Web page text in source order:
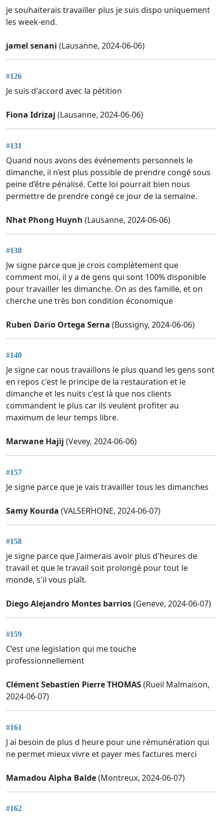
je souhaiterais travailler plus je suis dispo uniquement
les week-end.
jamel senani (Lausanne, 2024-06-06)
#126
Je suis d'accord avec la pétition
Fiona Idrizaj (Lausanne, 2024-06-06)
#131
Quand nous avons des événements personnels le
dimanche, il n’est plus possible de prendre congé sous
peine d’être pénalisé. Cette loi pourrait bien nous
permettre de prendre congé ce jour de la semaine.
Nhat Phong Huynh (Lausanne, 2024-06-06)
#138
Jw signe parce que je crois complètement que
comment moi, il y a de gens qui sont 100% disponible
pour travailler les dimanche. On as des famille, et on
cherche une très bon condition économique
Ruben Dario Ortega Serna (Bussigny, 2024-06-06)
#140
Je signe car nous travaillons le plus quand les gens sont
en repos c'est le principe de la restauration et le
dimanche et les nuits c'est là que nos clients
commandent le plus car ils veulent profiter au
maximum de leur temps libre.
Marwane Hajij (Vevey, 2024-06-06)
#157
Je signe parce que je vais travailler tous les dimanches
Samy Kourda (VALSERHONE, 2024-06-07)
#158
je signe parce que J'aimerais avoir plus d'heures de
travail et que le travail soit prolongé pour tout le
monde, s'il vous plaît.
Diego Alejandro Montes barrios(Geneve, 2024-06-07)
#159
C’est une legislation qui me touche
professionnellement
Clément Sebastien Pierre THOMAS(Rueil Malmaison,
2024-06-07)
#161
J ai besoin de plus d heure pour une rémunération qui
ne permet mieux vivre et payer mes factures merci
Mamadou Alpha Balde(Montreux, 2024-06-07)
#162